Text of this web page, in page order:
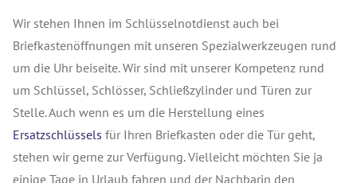
Wir stehen Ihnen im Schlüsselnotdienst auch bei
Briefkastenöffnungen mit unseren Spezialwerkzeugen rund
um die Uhr beiseite. Wir sind mit unserer Kompetenz rund
um Schlüssel, Schlösser, Schließzylinder und Türen zur
Stelle. Auch wenn es um die Herstellung eines
Ersatzschlüssels für Ihren Briefkasten oder die Tür geht,
stehen wir gerne zur Verfügung. Vielleicht möchten Sie ja
einige Tage in Urlaub fahren und der Nachbarin den